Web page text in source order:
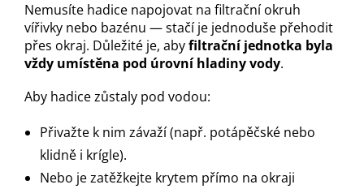
Nemusíte hadice napojovat na filtrační okruh
vířivky nebo bazénu — stačí je jednoduše přehodit
přes okraj. Důležité je, abyfiltrační jednotka byla
vždy umístěna pod úrovní hladiny vody.
Aby hadice zůstaly pod vodou:
Přivažte k nim závaží (např. potápěčské nebo
klidně i krígle).
Nebo je zatěžkejte krytem přímo na okraji